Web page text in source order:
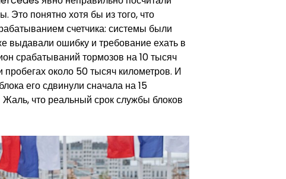
Это понятно хотя бы из того, что
счетчика: системы были
выдавали ошибку и требование ехать в
срабатываний тормозов на 10 тысяч
около 50 тысяч километров. И
его сдвинули сначала на 15
что реальный срок службы блоков